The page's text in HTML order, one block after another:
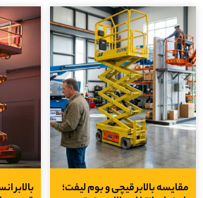
مقایسه بالابر قیچی و بوم لیفت؛ بالابر